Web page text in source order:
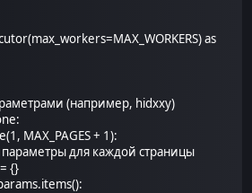
as
(например, hidxxy)
+ 1):
для каждой страницы
{}